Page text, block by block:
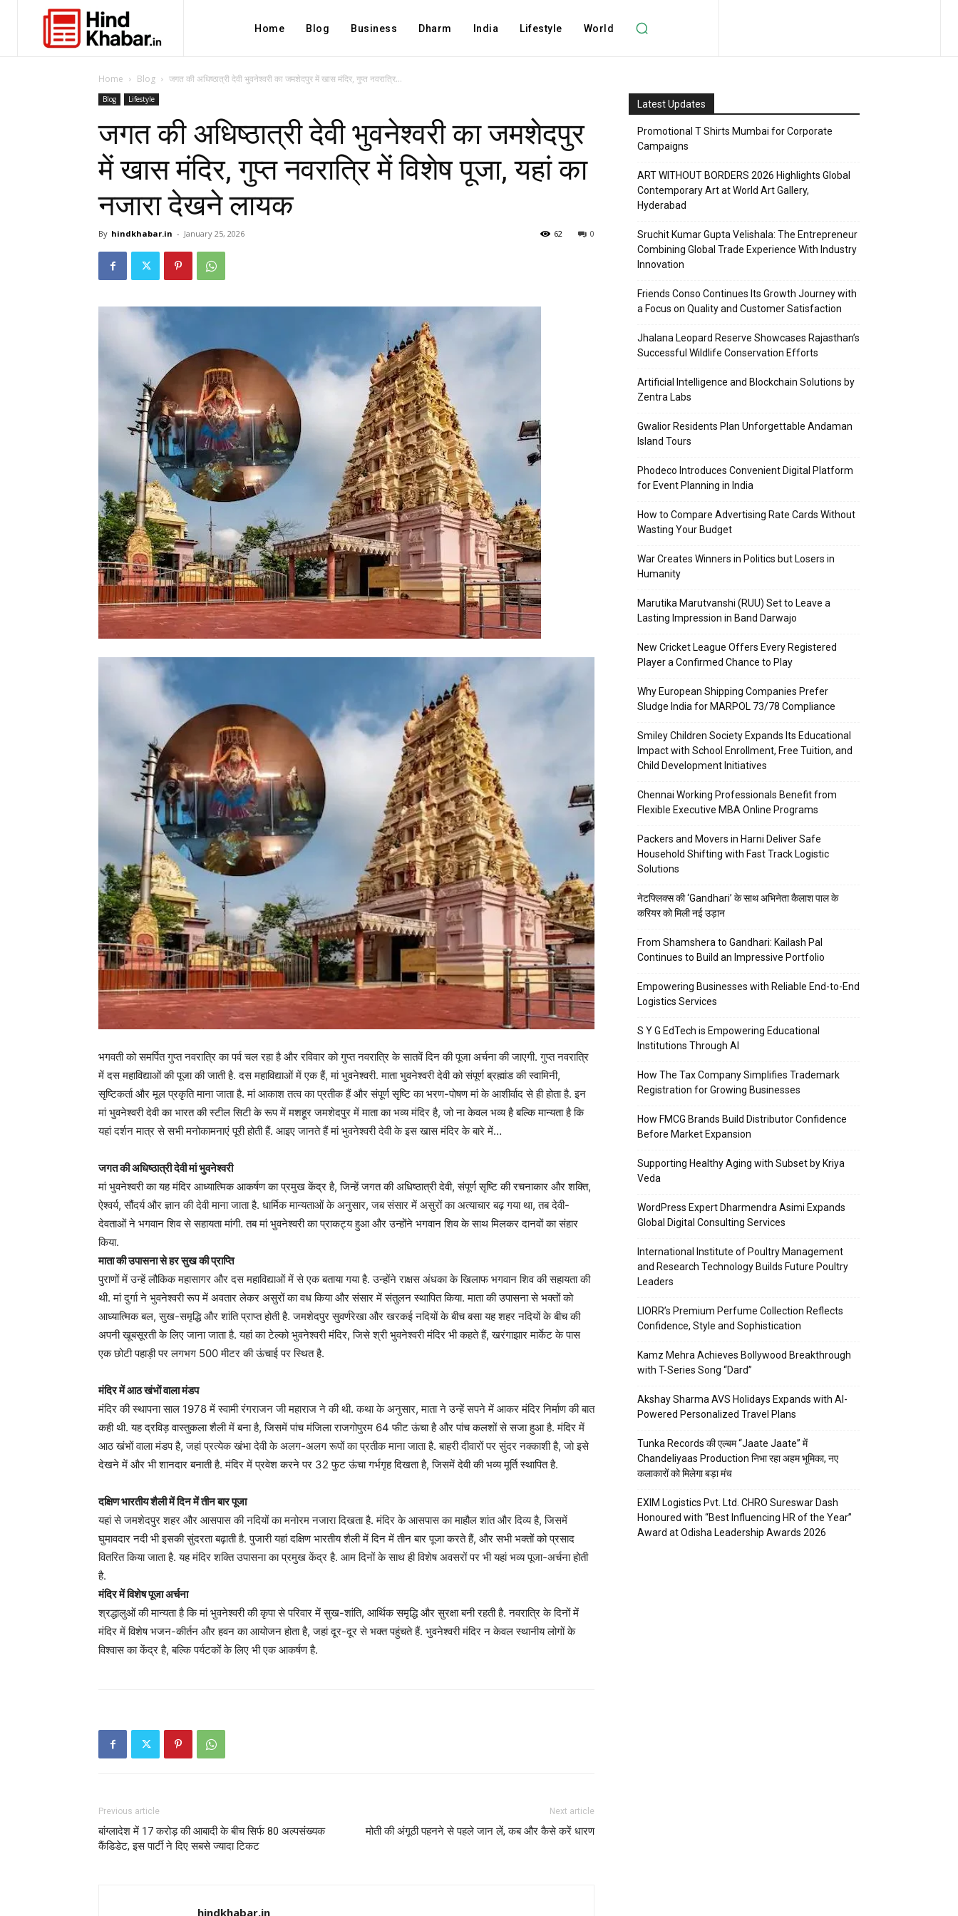
Home Blog Business Dharm India Lifestyle World
Home Blog जगत की अधिष्ठात्री देवी भुवनेश्वरी का जमशेदपुर में खास मंदिर, गुप्त नवरात्रि...
Blog Lifestyle
जगत की अधिष्ठात्री देवी भुवनेश्वरी का जमशेदपुर
में खास मंदिर, गुप्त नवरात्रि में विशेष पूजा, यहां का
नजारा देखने लायक
By hindkhabar.in - January 25, 2026 0
62
भगवती को समर्पित गुप्त नवरात्रि का पर्व चल रहा है और रविवार को गुप्त नवरात्रि के सातवें दिन की पूजा अर्चना की जाएगी. गुप्त नवरात्रि
में दस महाविद्याओं की पूजा की जाती है. दस महाविद्याओं में एक हैं, मां भुवनेश्वरी. माता भुवनेश्वरी देवी को संपूर्ण ब्रह्मांड की स्वामिनी,
सृष्टिकर्ता और मूल प्रकृति माना जाता है. मां आकाश तत्व का प्रतीक हैं और संपूर्ण सृष्टि का भरण-पोषण मां के आशीर्वाद से ही होता है. इन
मां भुवनेश्वरी देवी का भारत की स्टील सिटी के रूप में मशहूर जमशेदपुर में माता का भव्य मंदिर है, जो ना केवल भव्य है बल्कि मान्यता है कि
यहां दर्शन मात्र से सभी मनोकामनाएं पूरी होती हैं. आइए जानते हैं मां भुवनेश्वरी देवी के इस खास मंदिर के बारे में…
जगत की अधिष्ठात्री देवी मां भुवनेश्वरी
मां भुवनेश्वरी का यह मंदिर आध्यात्मिक आकर्षण का प्रमुख केंद्र है, जिन्हें जगत की अधिष्ठात्री देवी, संपूर्ण सृष्टि की रचनाकार और शक्ति,
ऐश्वर्य, सौंदर्य और ज्ञान की देवी माना जाता है. धार्मिक मान्यताओं के अनुसार, जब संसार में असुरों का अत्याचार बढ़ गया था, तब देवी-
देवताओं ने भगवान शिव से सहायता मांगी. तब मां भुवनेश्वरी का प्राकट्य हुआ और उन्होंने भगवान शिव के साथ मिलकर दानवों का संहार
किया.
माता की उपासना से हर सुख की प्राप्ति
पुराणों में उन्हें लौकिक महासागर और दस महाविद्याओं में से एक बताया गया है. उन्होंने राक्षस अंधका के खिलाफ भगवान शिव की सहायता की
थी. मां दुर्गा ने भुवनेश्वरी रूप में अवतार लेकर असुरों का वध किया और संसार में संतुलन स्थापित किया. माता की उपासना से भक्तों को
आध्यात्मिक बल, सुख-समृद्धि और शांति प्राप्त होती है. जमशेदपुर सुवर्णरेखा और खरकई नदियों के बीच बसा यह शहर नदियों के बीच की
अपनी खूबसूरती के लिए जाना जाता है. यहां का टेल्को भुवनेश्वरी मंदिर, जिसे श्री भुवनेश्वरी मंदिर भी कहते हैं, खरंगाझार मार्केट के पास
एक छोटी पहाड़ी पर लगभग 500 मीटर की ऊंचाई पर स्थित है.
मंदिर में आठ खंभों वाला मंडप
मंदिर की स्थापना साल 1978 में स्वामी रंगराजन जी महाराज ने की थी. कथा के अनुसार, माता ने उन्हें सपने में आकर मंदिर निर्माण की बात
कही थी. यह द्रविड़ वास्तुकला शैली में बना है, जिसमें पांच मंजिला राजगोपुरम 64 फीट ऊंचा है और पांच कलशों से सजा हुआ है. मंदिर में
आठ खंभों वाला मंडप है, जहां प्रत्येक खंभा देवी के अलग-अलग रूपों का प्रतीक माना जाता है. बाहरी दीवारों पर सुंदर नक्काशी है, जो इसे
देखने में और भी शानदार बनाती है. मंदिर में प्रवेश करने पर 32 फुट ऊंचा गर्भगृह दिखता है, जिसमें देवी की भव्य मूर्ति स्थापित है.
दक्षिण भारतीय शैली में दिन में तीन बार पूजा
यहां से जमशेदपुर शहर और आसपास की नदियों का मनोरम नजारा दिखता है. मंदिर के आसपास का माहौल शांत और दिव्य है, जिसमें
घुमावदार नदी भी इसकी सुंदरता बढ़ाती है. पुजारी यहां दक्षिण भारतीय शैली में दिन में तीन बार पूजा करते हैं, और सभी भक्तों को प्रसाद
वितरित किया जाता है. यह मंदिर शक्ति उपासना का प्रमुख केंद्र है. आम दिनों के साथ ही विशेष अवसरों पर भी यहां भव्य पूजा-अर्चना होती
है.
मंदिर में विशेष पूजा अर्चना
श्रद्धालुओं की मान्यता है कि मां भुवनेश्वरी की कृपा से परिवार में सुख-शांति, आर्थिक समृद्धि और सुरक्षा बनी रहती है. नवरात्रि के दिनों में
मंदिर में विशेष भजन-कीर्तन और हवन का आयोजन होता है, जहां दूर-दूर से भक्त पहुंचते हैं. भुवनेश्वरी मंदिर न केवल स्थानीय लोगों के
विश्वास का केंद्र है, बल्कि पर्यटकों के लिए भी एक आकर्षण है.
Previous article
बांग्लादेश में 17 करोड़ की आबादी के बीच सिर्फ 80 अल्पसंख्यक
कैंडिडेट, इस पार्टी ने दिए सबसे ज्यादा टिकट
Next article
मोती की अंगूठी पहनने से पहले जान लें, कब और कैसे करें धारण
hindkhabar.in
Latest Updates
Promotional T Shirts Mumbai for Corporate
Campaigns
ART WITHOUT BORDERS 2026 Highlights Global
Contemporary Art at World Art Gallery,
Hyderabad
Sruchit Kumar Gupta Velishala: The Entrepreneur
Combining Global Trade Experience With Industry
Innovation
Friends Conso Continues Its Growth Journey with
a Focus on Quality and Customer Satisfaction
Jhalana Leopard Reserve Showcases Rajasthan’s
Successful Wildlife Conservation Efforts
Artificial Intelligence and Blockchain Solutions by
Zentra Labs
Gwalior Residents Plan Unforgettable Andaman
Island Tours
Phodeco Introduces Convenient Digital Platform
for Event Planning in India
How to Compare Advertising Rate Cards Without
Wasting Your Budget
War Creates Winners in Politics but Losers in
Humanity
Marutika Marutvanshi (RUU) Set to Leave a
Lasting Impression in Band Darwajo
New Cricket League Offers Every Registered
Player a Confirmed Chance to Play
Why European Shipping Companies Prefer
Sludge India for MARPOL 73/78 Compliance
Smiley Children Society Expands Its Educational
Impact with School Enrollment, Free Tuition, and
Child Development Initiatives
Chennai Working Professionals Benefit from
Flexible Executive MBA Online Programs
Packers and Movers in Harni Deliver Safe
Household Shifting with Fast Track Logistic
Solutions
नेटफ्लिक्स की ‘Gandhari’ के साथ अभिनेता कैलाश पाल के
करियर को मिली नई उड़ान
From Shamshera to Gandhari: Kailash Pal
Continues to Build an Impressive Portfolio
Empowering Businesses with Reliable End-to-End
Logistics Services
S Y G EdTech is Empowering Educational
Institutions Through AI
How The Tax Company Simplifies Trademark
Registration for Growing Businesses
How FMCG Brands Build Distributor Confidence
Before Market Expansion
Supporting Healthy Aging with Subset by Kriya
Veda
WordPress Expert Dharmendra Asimi Expands
Global Digital Consulting Services
International Institute of Poultry Management
and Research Technology Builds Future Poultry
Leaders
LIORR’s Premium Perfume Collection Reflects
Confidence, Style and Sophistication
Kamz Mehra Achieves Bollywood Breakthrough
with T-Series Song “Dard”
Akshay Sharma AVS Holidays Expands with AI-
Powered Personalized Travel Plans
Tunka Records की एल्बम “Jaate Jaate” में
Chandeliyaas Production निभा रहा अहम भूमिका, नए
कलाकारों को मिलेगा बड़ा मंच
EXIM Logistics Pvt. Ltd. CHRO Sureswar Dash
Honoured with “Best Influencing HR of the Year”
Award at Odisha Leadership Awards 2026